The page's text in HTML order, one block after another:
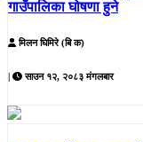
गाउँपालिका घोषणा हुने
मिलन घिमिरे (बि क)
| साउन १२, २०८३ मंगलबार